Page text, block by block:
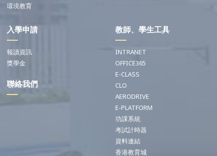
環境教育
入學申請
報讀資訊
獎學金
聯絡我們
教師、學生工具
INTRANET
OFFICE365
E-CLASS
CLO
AERODRIVE
E-PLATFORM
功課系統
考試計時器
資料連結
香港教育城